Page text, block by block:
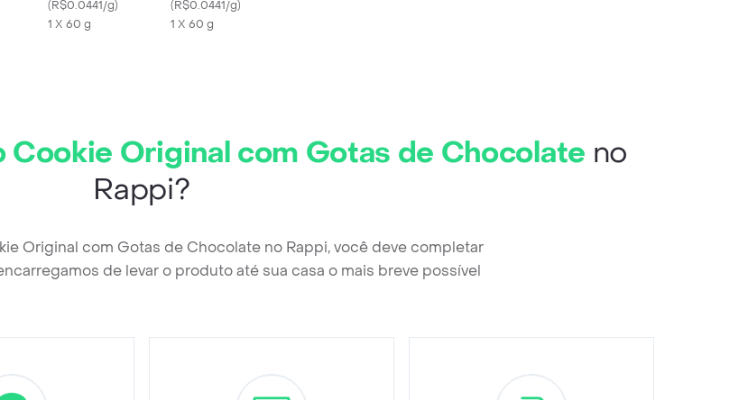
60g
de Baunilha
(R$0.0441/g)
1 X 60 g
(R$0.0441/g)
1 X 60 g
Cookie Original com Gotas de Chocolate no
Rappi?
Original com Gotas de Chocolate no Rappi, você deve completar
de levar o produto até sua casa o mais breve possível